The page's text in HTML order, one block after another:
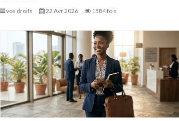
vos droits 22 Avr 2026 1584 fois